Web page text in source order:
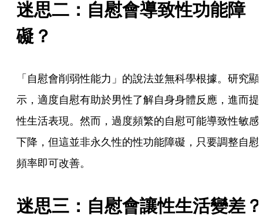
迷思二：自慰會導致性功能障
礙？
「自慰會削弱性能力」的說法並無科學根據。研究顯
示，適度自慰有助於男性了解自身身體反應，進而提
性生活表現。然而，過度頻繁的自慰可能導致性敏感
下降，但這並非永久性的性功能障礙，只要調整自慰
頻率即可改善。
迷思三：自慰會讓性生活變差？